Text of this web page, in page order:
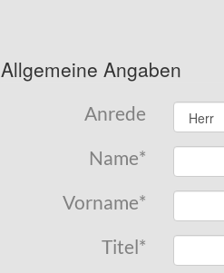
Allgemeine Angaben
Anrede
Name*
Vorname*
Titel*